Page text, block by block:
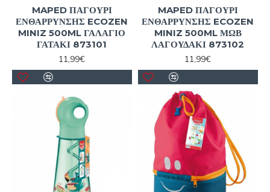
MAPED ΠΑΓΟΥΡΙ
ΕΝΘΑΡΡΥΝΣΗΣ ECOZEN
MINIZ 500ML ΓΑΛΑΓΙΟ
ΓΑΤΑΚΙ 873101
11,99€
MAPED ΠΑΓΟΥΡΙ
ΕΝΘΑΡΡΥΝΣΗΣ ECOZEN
MINIZ 500ML ΜΩΒ
ΛΑΓΟΥΔΑΚΙ 873102
11,99€